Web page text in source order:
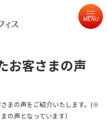
MENU
お客さまの声
まの声をご紹介いたします。(※
の声となっています）